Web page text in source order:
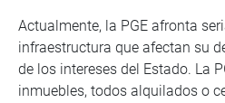
Actualmente, la PGE afronta
infraestructura que afectan su
de los intereses del Estado. La
inmuebles, todos alquilados o